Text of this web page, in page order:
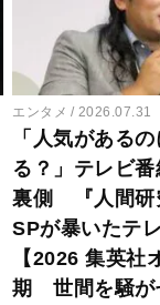
エンタメ 2026.07.31
「人気がある
る？」テレビ
裏側 『人間研
SPが暴いたテ
【2026 集英社
期 世間を騒が